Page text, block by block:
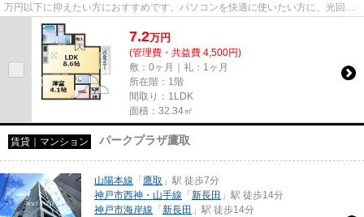
万円以下に抑えたい方におすすめです。パソコンを快適に使いたい方に、光回線
を繋いでいる物件です。気にな...
7.2万円
(管理費・共益費 4,500円)
敷：0ヶ月｜礼：1ヶ月
所在階：1階
間取り：1LDK
面積：32.34㎡
賃貸｜マンション パークプラザ鷹取
山陽本線 「 鷹取 」駅 徒歩7分
神戸市西神・山手線 「 新長田 」駅 徒歩14分
神戸市海岸線 「 新長田 」駅 徒歩14分